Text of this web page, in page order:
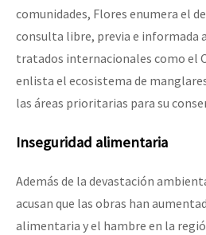
comunidades, Flores enumera el
consulta libre, previa e informada
tratados internacionales como el
enlista el ecosistema de
las áreas prioritarias para su
Inseguridad alimentaria
Además de la devastación
acusan que las obras han
alimentaria y el hambre en la